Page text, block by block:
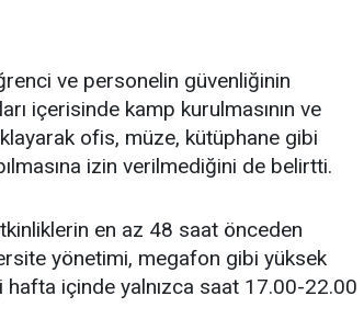
ve personelin güvenliğinin
içerisinde kamp kurulmasının ve
ofis, müze, kütüphane gibi
izin verilmediğini de belirtti.
en az 48 saat önceden
yönetimi, megafon gibi yüksek
içinde yalnızca saat 17.00-22.00